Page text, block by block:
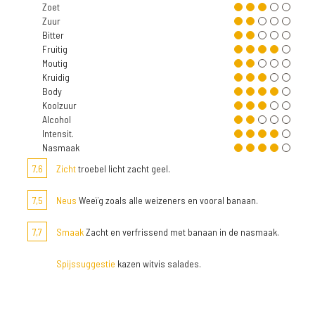
Zoet
Zuur
Bitter
Fruitig
Moutig
Kruidig
Body
Koolzuur
Alcohol
Intensit.
Nasmaak
7,6
Zichttroebel licht zacht geel.
7,5 Neus Weeïg zoals alle weizeners en vooral banaan.
7,7 SmaakZacht en verfrissend met banaan in de nasmaak.
Spijssuggestie kazen witvis salades.